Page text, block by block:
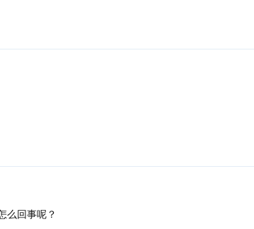
么回事呢？